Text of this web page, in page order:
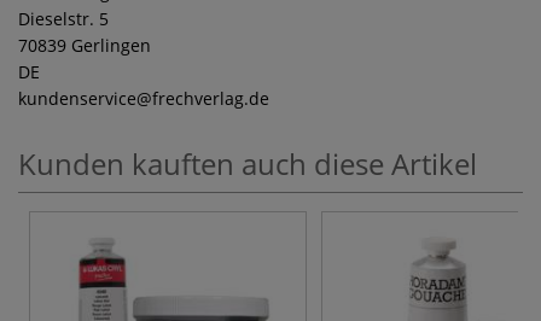
Dieselstr. 5
70839 Gerlingen
DE
kundenservice@frechverlag.de
Kunden kauften auch diese Artikel